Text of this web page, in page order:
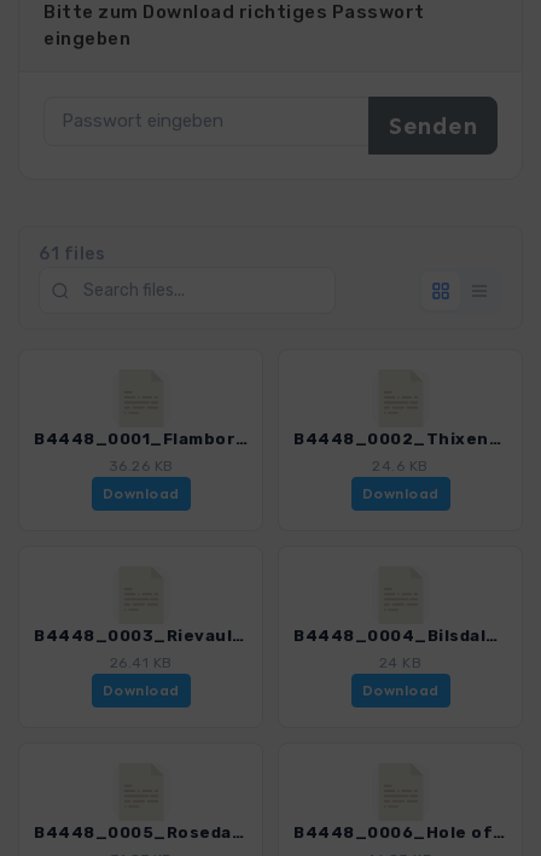
Bitte zum Download richtiges Passwort
eingeben
61 files
B4448_0001_FlamboroughHead_4448_1.gpx
36.26 KB
Download
B4448_0002_Thixendale_4448_1.gpx
24.6 KB
Download
B4448_0003_Rievaulx_Abbey_4448_1.gpx
26.41 KB
Download
B4448_0004_Bilsdale und Hasty Bank_4448_1.gpx
24 KB
Download
B4448_0005_Rosedale und Spaunton Moor_4448_1.gpx B4448_0006_Hole of Horcum_4448_1.gpx